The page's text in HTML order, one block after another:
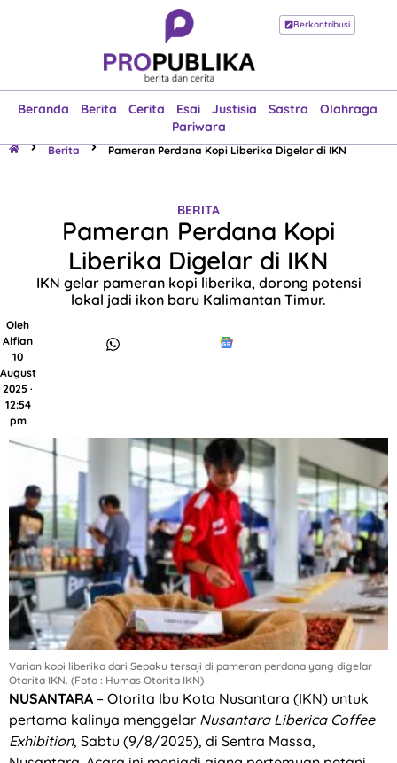
Berkontribusi
Beranda Berita Cerita Esai Justisia Sastra
Olahraga
Pariwara
Beranda
Esai
Justisia
Sastra
Olahraga
Pariwara
Berita Pameran Perdana Kopi Liberika Digelar di IKN
BERITA
Pameran Perdana Kopi
Liberika Digelar di IKN
IKN gelar pameran kopi liberika, dorong potensi
lokal jadi ikon baru Kalimantan Timur.
Oleh
Alfian
10
August
2025 ·
12:54
pm
Varian kopi liberika dari Sepaku tersaji di pameran perdana yang digelar
Otorita IKN. (Foto : Humas Otorita IKN)
NUSANTARA – Otorita Ibu Kota Nusantara (IKN) untuk
pertama kalinya menggelar Nusantara Liberica Coffee
Exhibition, Sabtu (9/8/2025), di Sentra Massa,